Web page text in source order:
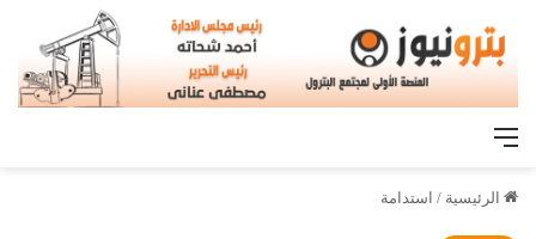
القائمة
الرئيسية / استدامة